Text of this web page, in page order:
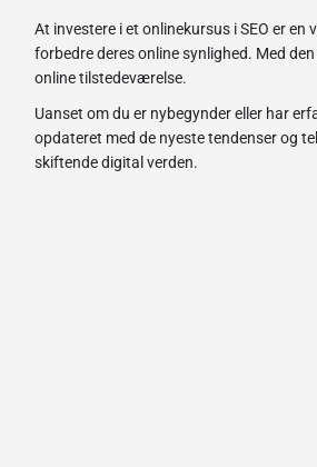
At investere i et onlinekursus i SEO er
forbedre deres online synlighed. Med
online tilstedeværelse.
Uanset om du er nybegynder eller har
opdateret med de nyeste tendenser og
skiftende digital verden.